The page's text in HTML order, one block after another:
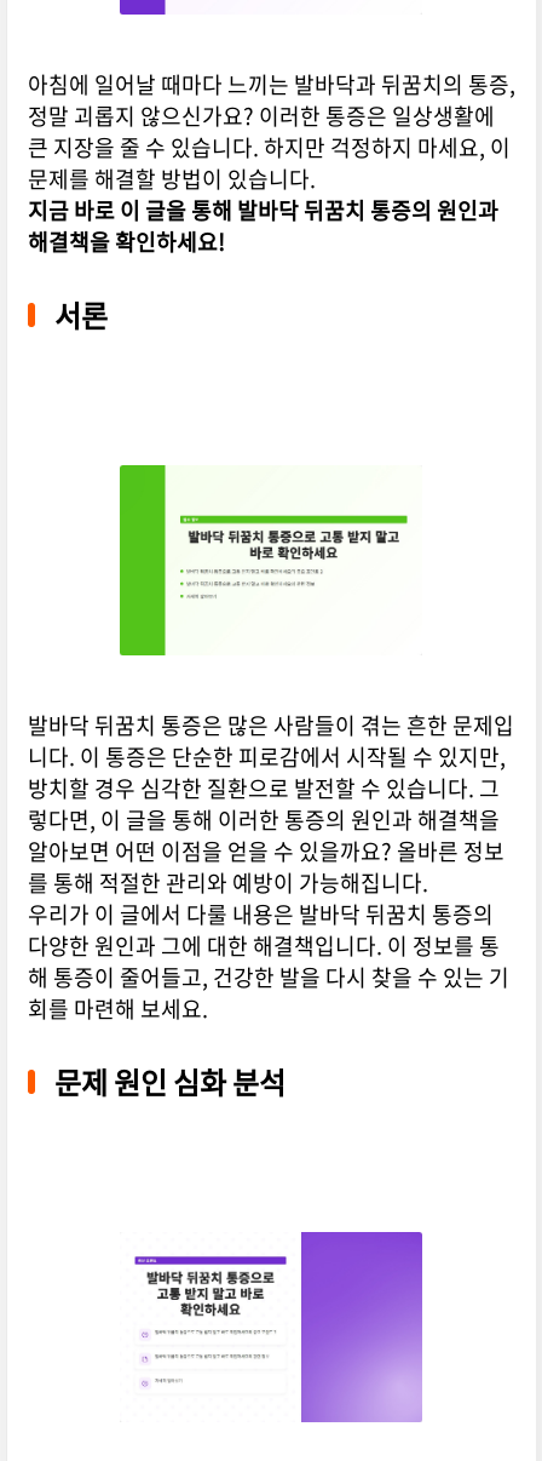
아침에 일어날 때마다 느끼는 발바닥과 뒤꿈치의 통증,
정말 괴롭지 않으신가요? 이러한 통증은 일상생활에
큰 지장을 줄 수 있습니다. 하지만 걱정하지 마세요, 이
문제를 해결할 방법이 있습니다.
지금 바로 이 글을 통해 발바닥 뒤꿈치 통증의 원인과
해결책을 확인하세요!
서론
발바닥 뒤꿈치 통증은 많은 사람들이 겪는 흔한 문제입
니다. 이 통증은 단순한 피로감에서 시작될 수 있지만,
방치할 경우 심각한 질환으로 발전할 수 있습니다. 그
렇다면, 이 글을 통해 이러한 통증의 원인과 해결책을
알아보면 어떤 이점을 얻을 수 있을까요? 올바른 정보
를 통해 적절한 관리와 예방이 가능해집니다.
우리가 이 글에서 다룰 내용은 발바닥 뒤꿈치 통증의
다양한 원인과 그에 대한 해결책입니다. 이 정보를 통
해 통증이 줄어들고, 건강한 발을 다시 찾을 수 있는 기
회를 마련해 보세요.
문제 원인 심화 분석